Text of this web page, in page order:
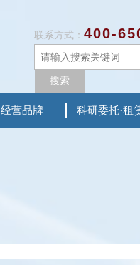
联系方式： 400-
搜索
经营品牌 科研委托·租